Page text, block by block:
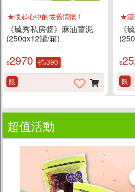
★喚起心中的懷舊情懷！
《毓秀私房醬》麻油薑泥
(250gx12罐/箱)
$2970 省$390
限
★濃
《
$
限
超值活動